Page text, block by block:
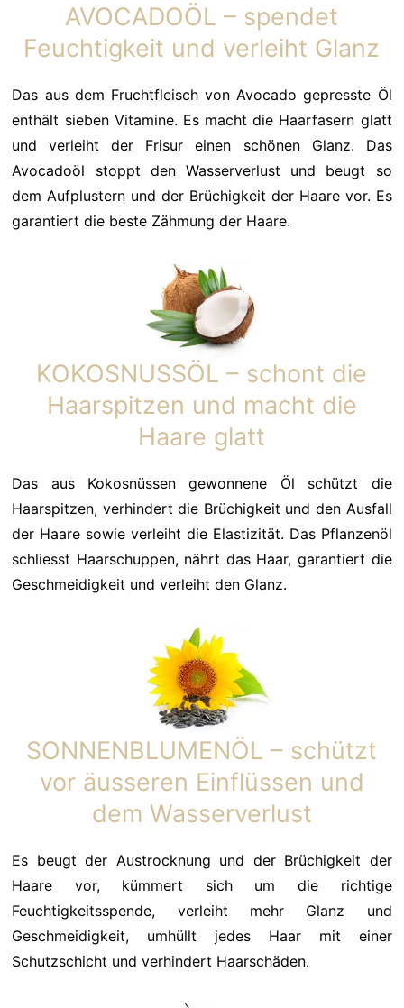
AVOCADOÖL – spendet
Feuchtigkeit und verleiht Glanz
Das aus dem Fruchtfleisch von Avocado gepresste Öl
enthält sieben Vitamine. Es macht die Haarfasern glatt
und verleiht der Frisur einen schönen Glanz. Das
Avocadoöl stoppt den Wasserverlust und beugt so
dem Aufplustern und der Brüchigkeit der Haare vor. Es
garantiert die beste Zähmung der Haare.
KOKOSNUSSÖL – schont die
Haarspitzen und macht die
Haare glatt
Das aus Kokosnüssen gewonnene Öl schützt die
Haarspitzen, verhindert die Brüchigkeit und den Ausfall
der Haare sowie verleiht die Elastizität. Das Pflanzenöl
schliesst Haarschuppen, nährt das Haar, garantiert die
Geschmeidigkeit und verleiht den Glanz.
SONNENBLUMENÖL – schützt
vor äusseren Einflüssen und
dem Wasserverlust
Es beugt der Austrocknung und der Brüchigkeit der
Haare vor, kümmert sich um die richtige
Feuchtigkeitsspende, verleiht mehr Glanz und
Geschmeidigkeit, umhüllt jedes Haar mit einer
Schutzschicht und verhindert Haarschäden.